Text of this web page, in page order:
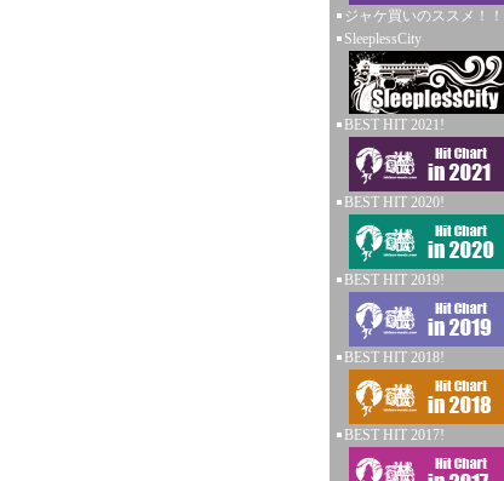
ジャケ買いのススメ！！
SleeplessCity
BEST HIT 2021!
BEST HIT 2020!
BEST HIT 2019!
BEST HIT 2018!
BEST HIT 2017!